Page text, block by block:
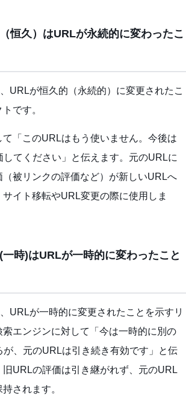
恒久）はURLが永続的に変わったこ
URLが恒久的（永続的）に変更されたこ
です。
「このURLはもう使いません。今後は
してください」と伝えます。元のURLに
被リンクの評価など）が新しいURLへ
イト移転やURL変更の際に使用しま
時)はURLが一時的に変わったこと
URLが一時的に変更されたことを示すリ
索エンジンに対して「今は一時的に別の
が、元のURLは引き続き有効です」と伝
旧URLの評価は引き継がれず、元のURL
されます。